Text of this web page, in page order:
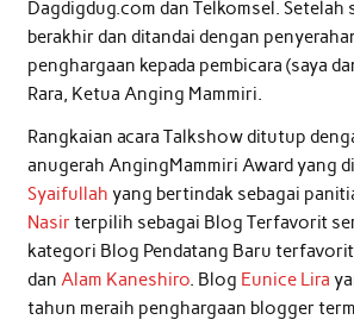
Dagdigdug.com dan Telkomsel.
berakhir dan ditandai dengan
penghargaan kepada pembicara (saya
Rara, Ketua Anging Mammiri.
Rangkaian acara Talkshow ditutup
anugerah AngingMammiri Award yang
Syaifullah yang bertindak sebagai
Nasirterpilih sebagai Blog Terfavorit
kategori Blog Pendatang Baru
dan Alam Kaneshiro. Blog Eunice Lira
tahun meraih penghargaan blogger